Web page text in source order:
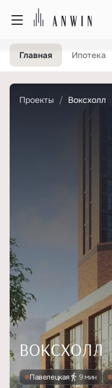
Главная Ипотека
Проекты Воксхолл
ВОКСХОЛЛ
Павелецкая 9 мин